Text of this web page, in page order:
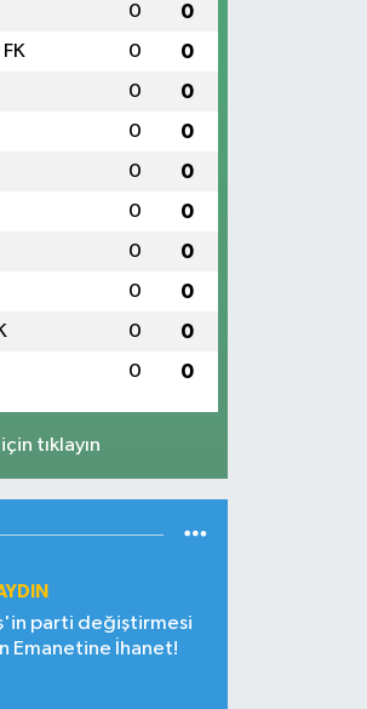
0 0
0 0
0 0
0 0
0 0
0 0
0 0
0 0
0 0
0 0
tıklayın
parti değiştirmesi
Emanetine İhanet!